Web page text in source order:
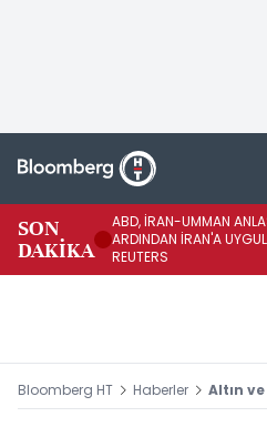
SON
DAKİKA
ABD, İRAN-UMMAN
ARDINDAN İRAN'A
REUTERS
Bloomberg HT Haberler Altın